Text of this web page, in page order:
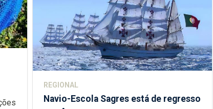
REGIONAL
Navio-Escola Sagres está de regresso